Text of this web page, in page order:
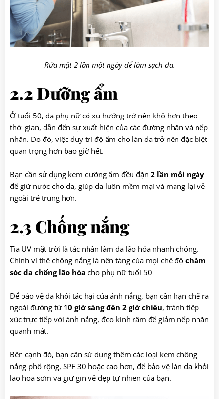
Rửa mặt 2 lần một ngày để làm sạch da.
2.2 Dưỡng ẩm
Ở tuổi 50, da phụ nữ có xu hướng trở nên khô hơn theo
thời gian, dẫn đến sự xuất hiện của các đường nhăn và nếp
nhăn. Do đó, việc duy trì độ ẩm cho làn da trở nên đặc biệt
quan trọng hơn bao giờ hết.
Bạn cần sử dụng kem dưỡng ẩm đều đặn 2 lần mỗi ngày
để giữ nước cho da, giúp da luôn mềm mại và mang lại vẻ
ngoài trẻ trung hơn.
2.3 Chống nắng
Tia UV mặt trời là tác nhân làm da lão hóa nhanh chóng.
Chính vì thế chống nắng là nền tảng của mọi chế độ chăm
sóc da chống lão hóa cho phụ nữ tuổi 50.
Để bảo vệ da khỏi tác hại của ánh nắng, bạn cần hạn chế ra
ngoài đường từ 10 giờ sáng đến 2 giờ chiều, tránh tiếp
xúc trực tiếp với ánh nắng, đeo kính râm để giảm nếp nhăn
quanh mắt.
Bên cạnh đó, bạn cần sử dụng thêm các loại kem chống
nắng phổ rộng, SPF 30 hoặc cao hơn, để bảo vệ làn da khỏi
lão hóa sớm và giữ gìn vẻ đẹp tự nhiên của bạn.